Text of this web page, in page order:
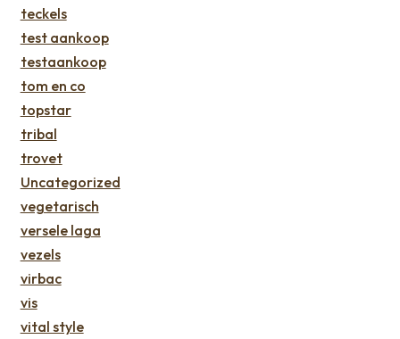
teckels
test aankoop
testaankoop
tom en co
topstar
tribal
trovet
Uncategorized
vegetarisch
versele laga
vezels
virbac
vis
vital style